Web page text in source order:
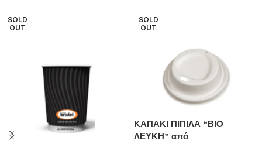
SOLD
OUT
SOLD
OUT
ΚΑΠΑΚΙ ΠΙΠΙΛΑ “ΒΙΟ
ΛΕΥΚΗ” από